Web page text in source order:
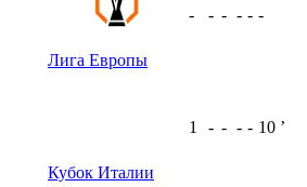
Лига Европы
- - - - - -
Кубок Италии
1 - - - - 10 ʼ